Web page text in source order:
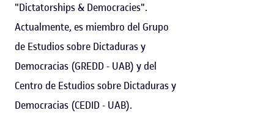
"Dictatorships & Democracies".
Actualmente, es miembro del Grupo
de Estudios sobre Dictaduras y
Democracias (GREDD - UAB) y del
Centro de Estudios sobre Dictaduras y
Democracias (CEDID - UAB).